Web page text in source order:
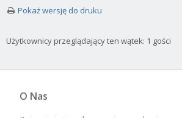
Pokaż wersję do druku
Użytkownicy przeglądający ten wątek: 1 gości
O Nas